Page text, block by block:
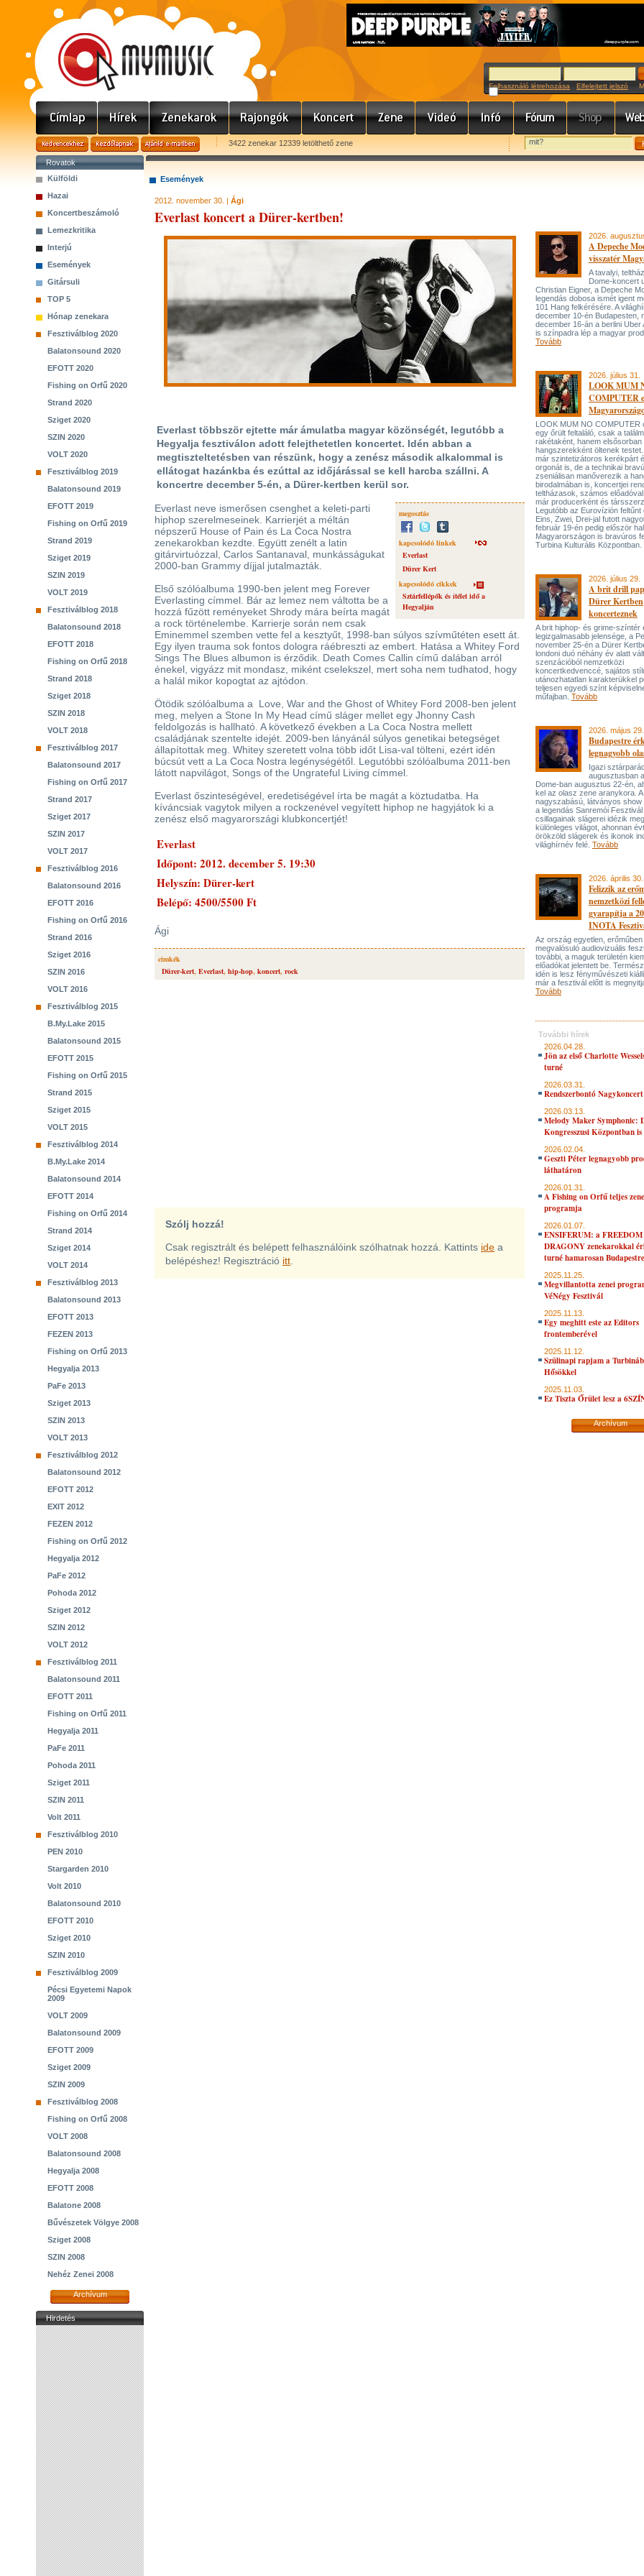
Felhasználó létrehozása Elfelejtett jelszó
3422 zenekar 12339 letölthető zene
Rovatok
Külföldi
Hazai
Koncertbeszámoló
Lemezkritika
Interjú
Események
Gitársuli
TOP 5
Hónap zenekara
Fesztiválblog 2020
Balatonsound 2020
EFOTT 2020
Fishing on Orfű 2020
Strand 2020
Sziget 2020
SZIN 2020
VOLT 2020
Fesztiválblog 2019
Balatonsound 2019
EFOTT 2019
Fishing on Orfű 2019
Strand 2019
Sziget 2019
SZIN 2019
VOLT 2019
Fesztiválblog 2018
Balatonsound 2018
EFOTT 2018
Fishing on Orfű 2018
Strand 2018
Sziget 2018
SZIN 2018
VOLT 2018
Fesztiválblog 2017
Balatonsound 2017
Fishing on Orfű 2017
Strand 2017
Sziget 2017
SZIN 2017
VOLT 2017
Fesztiválblog 2016
Balatonsound 2016
EFOTT 2016
Fishing on Orfű 2016
Strand 2016
Sziget 2016
SZIN 2016
VOLT 2016
Fesztiválblog 2015
B.My.Lake 2015
Balatonsound 2015
EFOTT 2015
Fishing on Orfű 2015
Strand 2015
Sziget 2015
VOLT 2015
Fesztiválblog 2014
B.My.Lake 2014
Balatonsound 2014
EFOTT 2014
Fishing on Orfű 2014
Strand 2014
Sziget 2014
VOLT 2014
Fesztiválblog 2013
Balatonsound 2013
EFOTT 2013
FEZEN 2013
Fishing on Orfű 2013
Hegyalja 2013
PaFe 2013
Sziget 2013
SZIN 2013
VOLT 2013
Fesztiválblog 2012
Balatonsound 2012
EFOTT 2012
EXIT 2012
FEZEN 2012
Fishing on Orfű 2012
Hegyalja 2012
PaFe 2012
Pohoda 2012
Sziget 2012
SZIN 2012
VOLT 2012
Fesztiválblog 2011
Balatonsound 2011
EFOTT 2011
Fishing on Orfű 2011
Hegyalja 2011
PaFe 2011
Pohoda 2011
Sziget 2011
SZIN 2011
Volt 2011
Fesztiválblog 2010
PEN 2010
Stargarden 2010
Volt 2010
Balatonsound 2010
EFOTT 2010
Sziget 2010
SZIN 2010
Fesztiválblog 2009
Pécsi Egyetemi Napok
2009
VOLT 2009
Balatonsound 2009
EFOTT 2009
Sziget 2009
SZIN 2009
Fesztiválblog 2008
Fishing on Orfű 2008
VOLT 2008
Balatonsound 2008
Hegyalja 2008
EFOTT 2008
Balatone 2008
Bűvészetek Völgye 2008
Sziget 2008
SZIN 2008
Nehéz Zenei 2008
Archívum
Hirdetés
Események
2012. november 30. | Ági
Everlast koncert a Dürer-kertben!
Everlast többször ejtette már ámulatba magyar közönségét, legutóbb a
Hegyalja fesztiválon adott felejthetetlen koncertet. Idén abban a
megtiszteltetésben van részünk, hogy a zenész második alkalommal is
ellátogat hazánkba és ezúttal az időjárással se kell harcba szállni. A
koncertre december 5-én, a Dürer-kertben kerül sor.
megosztás
kapcsolódó linkek
Everlast
Dürer Kert
kapcsolódó cikkek
Sztárfellépők és ítélet idő a
Hegyalján
Everlast neve ismerősen csenghet a keleti-parti
hiphop szerelmeseinek. Karrierjét a méltán
népszerű House of Pain és La Coca Nostra
zenekarokban kezdte. Együtt zenélt a latin
gitárvirtuózzal, Carlos Santanaval, munkásságukat
2000-ban Grammy díjjal jutalmazták.
Első szólóalbuma 1990-ben jelent meg Forever
Everlasting címmel. Bár az lemez nem váltotta be a
hozzá fűzött reményeket Shrody mára beírta magát
a rock történelembe. Karrierje során nem csak
Eminemmel szemben vette fel a kesztyűt, 1998-ban súlyos szívműtéten esett át.
Egy ilyen trauma sok fontos dologra ráébreszti az embert. Hatása a Whitey Ford
Sings The Blues albumon is érződik. Death Comes Callin című dalában arról
énekel, vigyázz mit mondasz, miként cselekszel, mert soha nem tudhatod, hogy
a halál mikor kopogtat az ajtódon.
Ötödik szólóalbuma a Love, War and the Ghost of Whitey Ford 2008-ben jelent
meg, melyen a Stone In My Head című sláger mellet egy Jhonny Cash
feldolgozás is hallható. A következő években a La Coca Nostra mellett
családjának szentelte idejét. 2009-ben lányánál súlyos genetikai betegséget
állapítottak meg. Whitey szeretett volna több időt Lisa-val tölteni, ezért idén
búcsút vett a La Coca Nostra legénységétől. Legutóbbi szólóalbuma 2011-ben
látott napvilágot, Songs of the Ungrateful Living címmel.
Everlast őszinteségével, eredetiségével írta be magát a köztudatba. Ha
kíváncsiak vagytok milyen a rockzenével vegyített hiphop ne hagyjátok ki a
zenész első magyarországi klubkoncertjét!
Everlast
Időpont: 2012. december 5. 19:30
Helyszín: Dürer-kert
Belépő: 4500/5500 Ft
Ági
cimkék
Dürer-kert, Everlast, hip-hop, koncert, rock
Szólj hozzá!
Csak regisztrált és belépett felhasználóink szólhatnak hozzá. Kattints ide a
belépéshez! Regisztráció itt
2026.
A Depeche
visszatér
A tavalyi,
Dome-koncert
Christian Eigner, a Depeche
legendás dobosa ismét igent
101 Hang felkérésére. A
december 10-én Budapesten,
december 16-án a berlini Uber
is színpadra lép a magyar
Tovább
2026. július 31.
LOOK MUM
COMPUTER
LOOK MUM NO COMPUTER
egy őrült feltaláló, csak a
rakétaként, hanem elsősorban
hangszerekként öltenek
már szintetizátoros kerékpárt
orgonát is, de a technikai
zseniálisan manőverezik a
birodalmában is, koncertjei
teltházasok, számos
már producerként és
Legutóbb az Eurovízión feltűnt
Eins, Zwei, Drei-jal futott
február 19-én pedig először
Magyarországon is bravúros
Turbina Kulturális Központban.
2026. július 29.
A brit drill
Dürer Kertben
koncerteznek
A brit hiphop- és grime-színtér
legizgalmasabb jelensége, a
november 25-én a Dürer
londoni duó néhány év alatt
szenzációból nemzetközi
koncertkedvenccé, sajátos
utánozhatatlan karakterükkel
teljesen egyedi színt
műfajban. Tovább
2026. május 29.
Budapestre
legnagyobb
Igazi
augusztusban
Dome-ban augusztus 22-én,
kel az olasz zene aranykora. A
nagyszabású, látványos show
a legendás Sanremói Fesztivál
csillagainak slágerei idézik
különleges világot, ahonnan
örökzöld slágerek és ikonok
világhírnév felé. Tovább
2026. április 30.
Felizzik az
nemzetközi
gyarapítja a
INOTA
Az ország egyetlen, erőműben
megvalósuló audiovizuális
további, a maguk területén
előadókat jelentett be.
idén is lesz fényművészeti
már a fesztivál előtt is
Tovább
További hírek
2026.04.28.
Jön az első Charlotte
turné
2026.03.31.
Rendszerbontó Nagykoncert
2026.03.13.
Melody Maker Symphonic:
Kongresszusi Központban is
2026.02.04.
Geszti Péter legnagyobb
láthatáron
2026.01.31.
A Fishing on Orfű teljes
programja
2026.01.07.
ENSIFERUM: a
DRAGONY zenekarokkal
turné hamarosan Budapestre
2025.11.25.
Megvillantotta zenei
VéNégy Fesztivál
2025.11.13.
Egy meghitt este az Editors
frontemberével
2025.11.12.
Szülinapi rapjam a
Hősökkel
2025.11.03.
Ez Tiszta Őrület lesz a
Archívum